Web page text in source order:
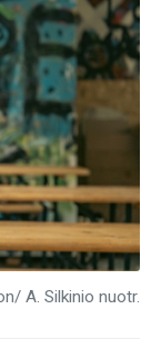
A. Silkinio nuotr.